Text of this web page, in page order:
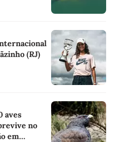
(RJ)
aves
no
em